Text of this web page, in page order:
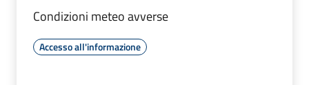
Condizioni meteo avverse
Accesso all'informazione